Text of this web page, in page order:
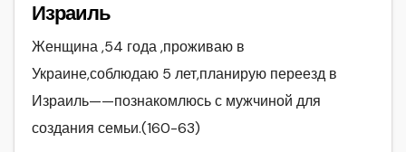
Израиль
Женщина ,54 года ,проживаю в
Украине,соблюдаю 5 лет,планирую переезд в
Израиль——познакомлюсь с мужчиной для
создания семьи.(160-63)